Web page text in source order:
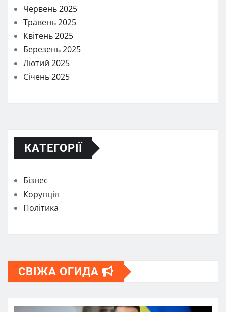
Червень 2025
Травень 2025
Квітень 2025
Березень 2025
Лютий 2025
Січень 2025
КАТЕГОРІЇ
Бізнес
Корупція
Політика
СВІЖА ОГИДА